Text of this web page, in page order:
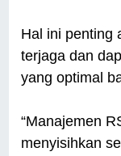
Hal ini penting
terjaga dan
yang optimal
“Manajemen
menyisihkan